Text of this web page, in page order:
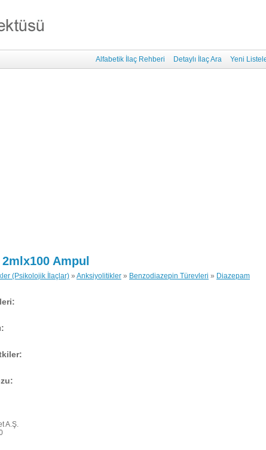
Alfabetik İlaç Rehberi
Detaylı İlaç Ara Yeni
Ampul
(Psikolojik İlaçlar) » Anksiyolitikler » Benzodiazepin Türevleri » Diazepam
A.Ş.